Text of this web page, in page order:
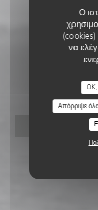
Ο
(cookies)
να
Απόρριψε
't
ΚΆΝΤΕ